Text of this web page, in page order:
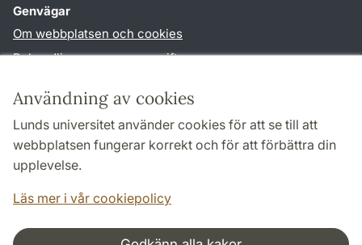
Användning av cookies
Lunds universitet använder cookies för att se till att
webbplatsen fungerar korrekt och för att förbättra din
upplevelse.
Läs mer i vår cookiepolicy
Genvägar
Om webbplatsen och cookies
Behandling av personuppgifter
TYPO3-login
Följ oss i sociala medier